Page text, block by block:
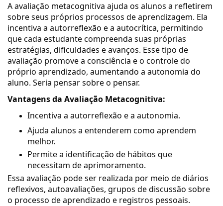
A avaliação metacognitiva ajuda os alunos a refletirem
sobre seus próprios processos de aprendizagem. Ela
incentiva a autorreflexão e a autocrítica, permitindo
que cada estudante compreenda suas próprias
estratégias, dificuldades e avanços. Esse tipo de
avaliação promove a consciência e o controle do
próprio aprendizado, aumentando a autonomia do
aluno. Seria pensar sobre o pensar.
Vantagens da Avaliação Metacognitiva:
Incentiva a autorreflexão e a autonomia.
Ajuda alunos a entenderem como aprendem
melhor.
Permite a identificação de hábitos que
necessitam de aprimoramento.
Essa avaliação pode ser realizada por meio de diários
reflexivos, autoavaliações, grupos de discussão sobre
o processo de aprendizado e registros pessoais.